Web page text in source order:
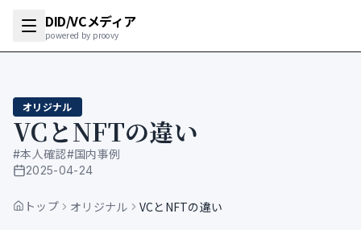
DID/VCメディア
powered by proovy
オリジナル
VCとNFTの違い
#本人確認#国内事例
公開日
2025-04-24
トップ オリジナル VCとNFTの違い